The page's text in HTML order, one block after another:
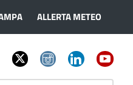
ALLERTA METEO